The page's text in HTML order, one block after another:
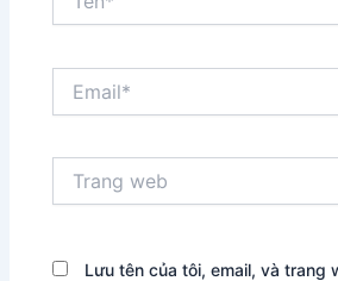
web
Lưu tên của tôi, email, và trang